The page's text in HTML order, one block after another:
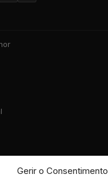
Gerir o Consentimento